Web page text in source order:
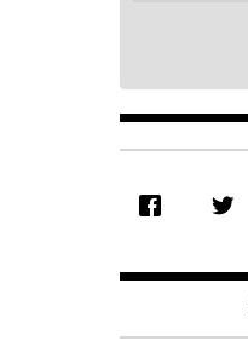
RSS FEED
EMBED